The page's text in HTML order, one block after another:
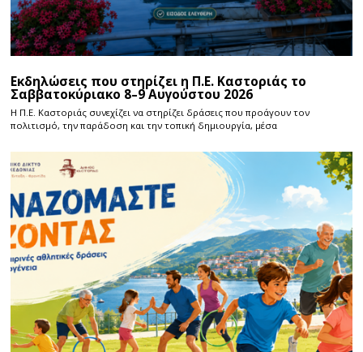
Εκδηλώσεις που στηρίζει η Π.Ε. Καστοριάς το
Σαββατοκύριακο 8–9 Αυγούστου 2026
Η Π.E. Καστοριάς συνεχίζει να στηρίζει δράσεις που προάγουν τον
πολιτισμό, την παράδοση και την τοπική δημιουργία, μέσα